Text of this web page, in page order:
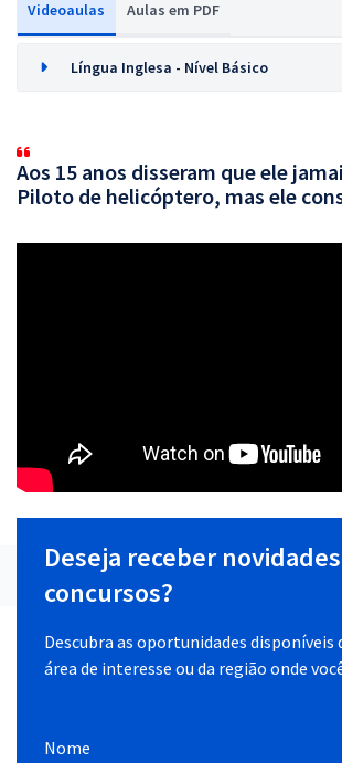
Videoaulas Aulas em PDF
Língua Inglesa - Nível Básico
Aos 15 anos disseram que ele
Piloto de helicóptero, mas ele
Deseja receber
concursos?
Descubra as oportunidades disponíveis
área de interesse ou da região onde
Nome